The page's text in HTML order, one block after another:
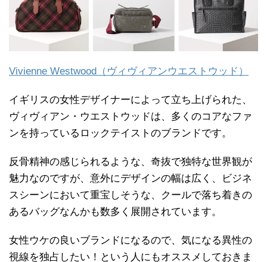
Vivienne Westwood（ヴィヴィアンウエストウッド）
イギリスの女性デザイナーによって立ち上げられた、
ヴィヴィアン・ウエストウッドは、多くのコアなファ
ンを持っているロックテイストのブランドです。
反骨精神の感じられるような、奇抜で独特な世界観が
魅力なのですが、意外にデザインの幅は広く、ビジネ
スシーンにおいて重宝しそうな、クールで落ち着きの
あるバッグなんかも数多く展開されています。
女性ウケの良いブランドになるので、気になる異性の
視線を独占したい！という人にもオススメしておきま